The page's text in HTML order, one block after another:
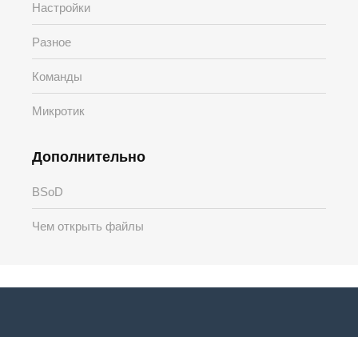
Настройки
Разное
Команды
Микротик
Дополнительно
BSoD
Чем открыть файлы